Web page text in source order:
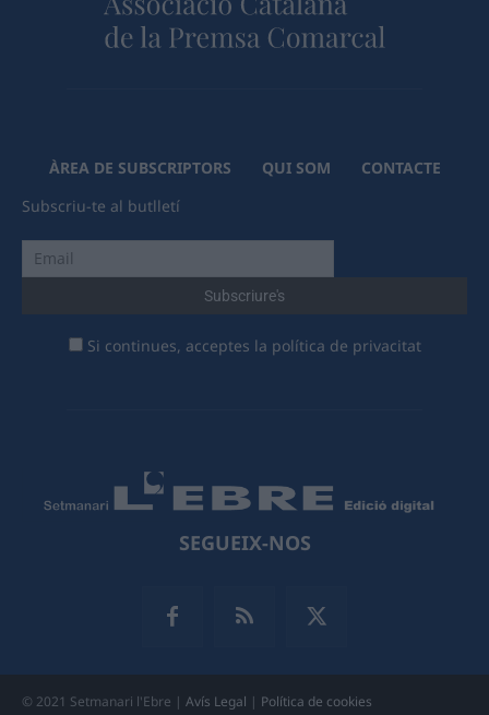
ÀREA DE SUBSCRIPTORS QUI SOM
CONTACTE
Subscriu-te al butlletí
Si continues, acceptes la política de privacitat
SEGUEIX-NOS
© 2021 Setmanari l'Ebre | Avís Legal | Política de cookies